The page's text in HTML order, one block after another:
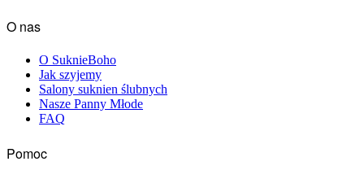
O nas
O SuknieBoho
Jak szyjemy
Salony suknien ślubnych
Nasze Panny Młode
FAQ
Pomoc